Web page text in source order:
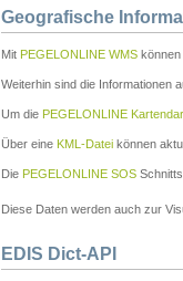
Geografische
Mit PEGELONLINE WMS
Weiterhin sind die Informationen
Um die PEGELONLINE
Über eine KML-Datei können
Die PEGELONLINE SOS
Diese Daten werden auch zur
EDIS Dict-API